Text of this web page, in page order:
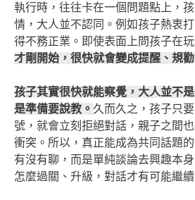
執行時，往往卡在一個問題點上，
情，大人並不認同。例如孩子熱衷
得不務正業。即使表面上問孩子在玩
才剛開始，很快就會變成提醒、規
孩子其實很快就能察覺，大人並不
是準備要說教。 久而久之，孩子只
號，就會立刻拒絕對話，親子之間
衝突。所以，真正能成為共同話題
有沒有聊，而是單純談論去興趣本
怎麼過關、升級，對話才有可能繼續